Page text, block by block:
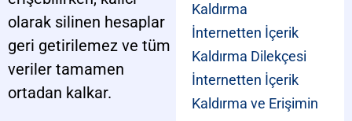
olarak silinen hesaplar
geri getirilemez ve tüm
veriler tamamen
ortadan kalkar.
Kaldırma
İnternetten İçerik
Kaldırma Dilekçesi
İnternetten İçerik
Kaldırma ve Erişimin